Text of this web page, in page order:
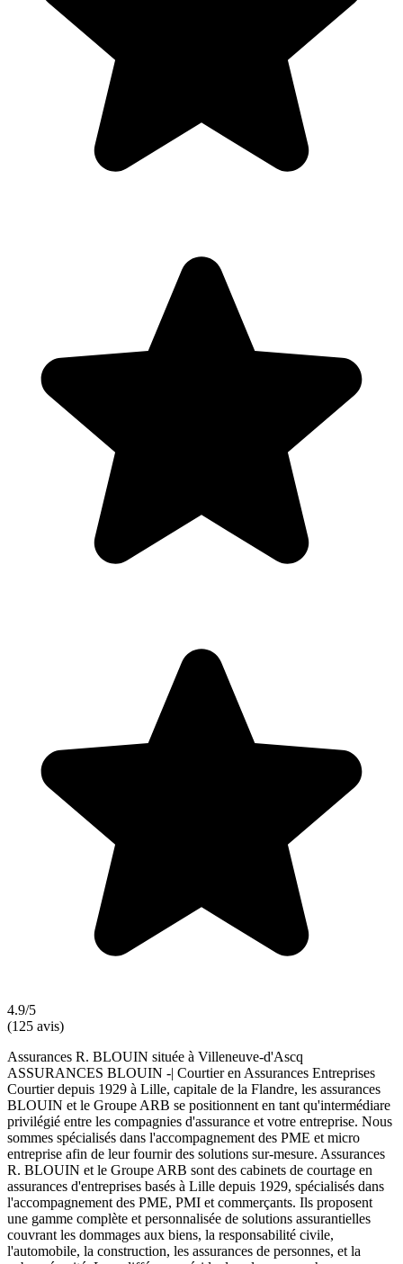
4.9/5
(125 avis)
Assurances R. BLOUIN située à Villeneuve-d'Ascq
ASSURANCES BLOUIN -| Courtier en Assurances Entreprises
Courtier depuis 1929 à Lille, capitale de la Flandre, les assurances
BLOUIN et le Groupe ARB se positionnent en tant qu'intermédiare
privilégié entre les compagnies d'assurance et votre entreprise. Nous
sommes spécialisés dans l'accompagnement des PME et micro
entreprise afin de leur fournir des solutions sur-mesure. Assurances
R. BLOUIN et le Groupe ARB sont des cabinets de courtage en
assurances d'entreprises basés à Lille depuis 1929, spécialisés dans
l'accompagnement des PME, PMI et commerçants. Ils proposent
une gamme complète et personnalisée de solutions assurantielles
couvrant les dommages aux biens, la responsabilité civile,
l'automobile, la construction, les assurances de personnes, et la